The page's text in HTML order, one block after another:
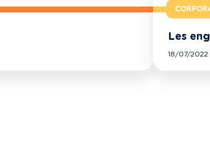
Les
18/07/2022